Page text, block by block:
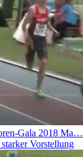
Gala 2018 Ma…
Vorstellung